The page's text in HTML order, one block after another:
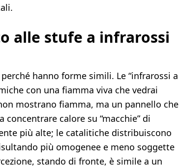
alle stufe a infrarossi
hanno forme simili. Le “infrarossi a
con una fiamma viva che vedrai
mostrano fiamma, ma un pannello che
calore su “macchie” di
più alte; le catalitiche distribuiscono
più omogenee e meno soggette
stando di fronte, è simile a un